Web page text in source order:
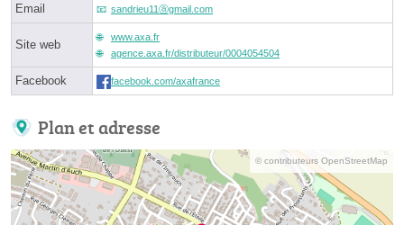
Email sandrieu11ⓐgmail.com
Site web
www.axa.fr
agence.axa.fr/distributeur/0004054504
Facebook facebook.com/axafrance
Plan et adresse
© contributeurs OpenStreetMap